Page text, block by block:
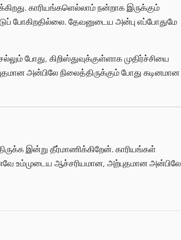
காரியங்களெல்லாம் நன்றாக இருக்கும்
போகிறதில்லை. தேவனுடைய அன்பு எப்போதுமே
போது, கிறிஸ்துவுக்குள்ளாக முதிர்ச்சியை
அன்பிலே நிலைத்திருக்கும் போது கடினமான
இன்று தீர்மாணிக்கிறேன். காரியங்கள்
உம்முடைய ஆச்சரியமான, அற்புதமான அன்பிலே